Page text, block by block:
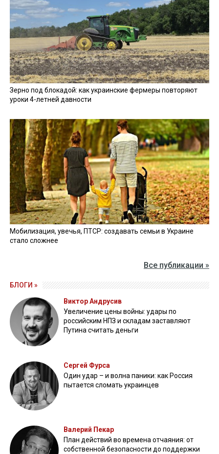
Зерно под блокадой: как украинские фермеры повторяют
уроки 4-летней давности
Мобилизация, увечья, ПТСР: создавать семьи в Украине
стало сложнее
Все публикации »
БЛОГИ »
Виктор Андрусив
Увеличение цены войны: удары по
российским НПЗ и складам заставляют
Путина считать деньги
Сергей Фурса
Один удар – и волна паники: как Россия
пытается сломать украинцев
Валерий Пекар
План действий во времена отчаяния: от
собственной безопасности до поддержки